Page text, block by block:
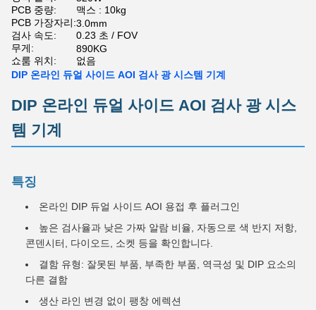
PCB 중량:
맥스 : 10kg
PCB 가장자리:3.0mm
검사 속도:
0.23 초 / FOV
무게:
890KG
쇼룸 위치:
없음
DIP 온라인 듀얼 사이드 AOI 검사 광 시스템 기계
DIP 온라인 듀얼 사이드 AOI 검사 광 시스
템 기계
특징
온라인 DIP 듀얼 사이드 AOI 용접 후 플러그인
높은 검사율과 낮은 가짜 알람 비율, 자동으로 색 반지 저항,
콘덴시터, 다이오드, 소켓 등을 확인합니다.
결함 유형: 잘못된 부품, 부족한 부품, 역극성 및 DIP 요소의
다른 결함
생산 라인 변경 없이 팽창 에렉션